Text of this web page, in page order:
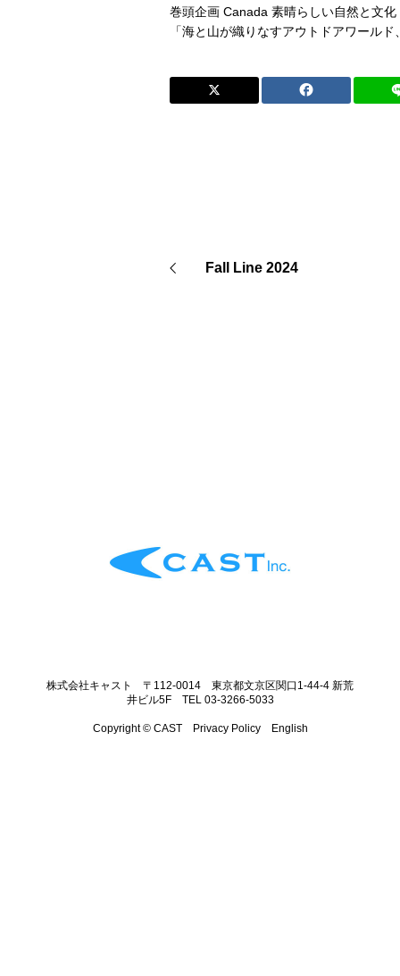
巻頭企画 Canada 素晴らしい自然と文化
「海と山が織りなすアウトドアワール
Fall Line 2024
株式会社キャスト 〒112-0014 東京都文京区関口1-44-4 新荒
井ビル5F TEL 03-3266-5033
Copyright © CAST Privacy Policy English